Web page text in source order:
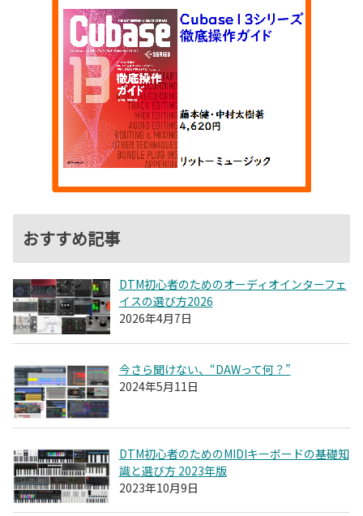
おすすめ記事
DTM初心者のためのオーディオインターフェ
イスの選び方2026
2026年4月7日
今さら聞けない、“DAWって何？”
2024年5月11日
DTM初心者のためのMIDIキーボードの基礎知
識と選び方 2023年版
2023年10月9日